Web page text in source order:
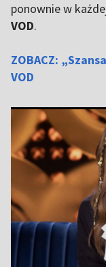
ponownie w
VOD.
ZOBACZ:
VOD